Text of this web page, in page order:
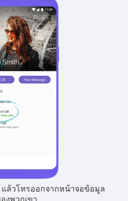
แล้วโทรออกจากหน้าจอข้อมูล
งพวกเขา